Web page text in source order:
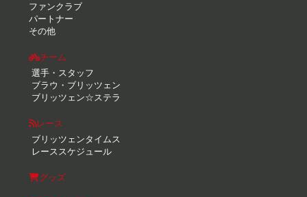
ファンクラブ
パートナー
その他
チーム
選手・スタッフ
ブラウ・ブリッツェン
ブリッツェン☆ステラ
レース
ブリッツェンタイムス
レーススケジュール
グッズ